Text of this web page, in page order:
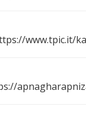
www.tpic.it/